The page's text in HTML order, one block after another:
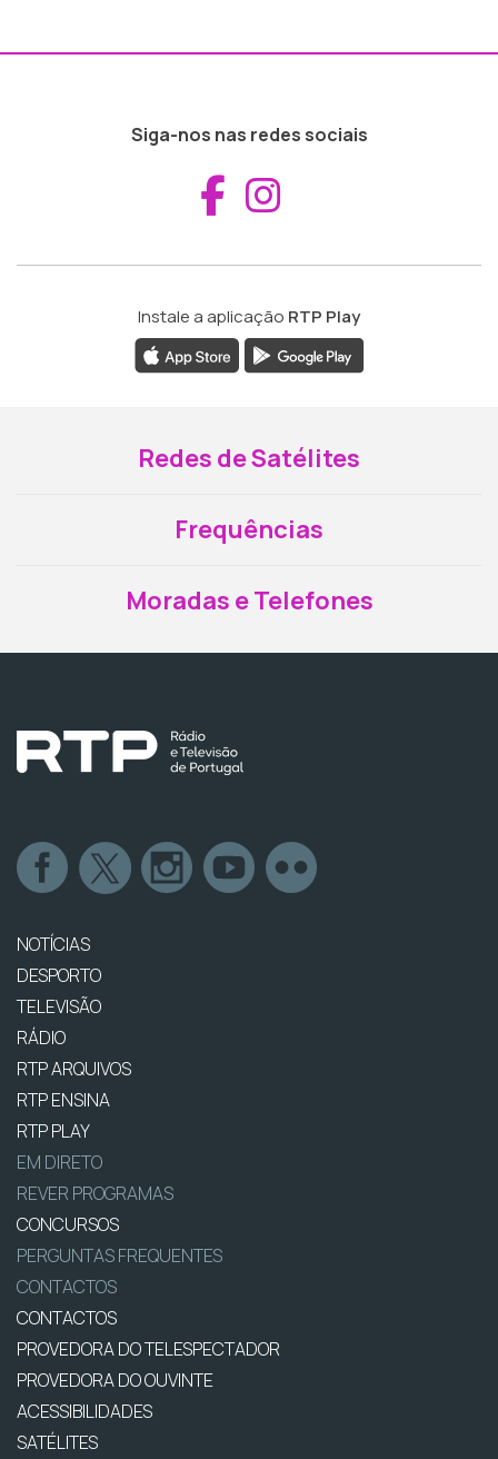
Siga-nos nas redes sociais
Aceder ao
Instale a aplicação RTP Play
Redes de Satélites
Frequências
Moradas e Telefones
NOTÍCIAS
DESPORTO
TELEVISÃO
RÁDIO
RTP ARQUIVOS
RTP ENSINA
RTP PLAY
EM DIRETO
REVER PROGRAMAS
CONCURSOS
PERGUNTAS FREQUENTES
CONTACTOS
CONTACTOS
PROVEDORA DO TELESPECTADOR
PROVEDORA DO OUVINTE
ACESSIBILIDADES
SATÉLITES